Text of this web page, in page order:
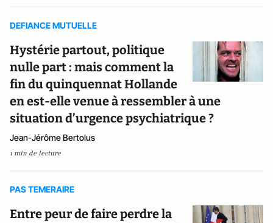
DEFIANCE MUTUELLE
Hystérie partout, politique
nulle part : mais comment la
fin du quinquennat Hollande
en est-elle venue à ressembler à une
situation d’urgence psychiatrique ?
Jean-Jérôme Bertolus
1 min de lecture
PAS TEMERAIRE
Entre peur de faire perdre la